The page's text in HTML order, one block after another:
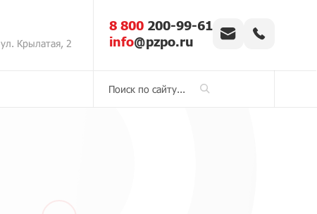
ул. Крылатая, 2
8 800 200-99-61
info@pzpo.ru